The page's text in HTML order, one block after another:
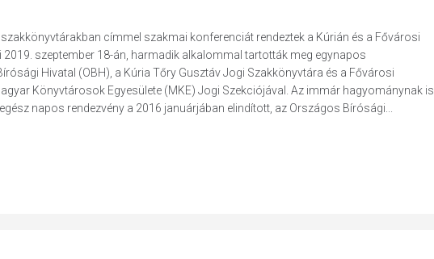
címmel szakmai konferenciát rendeztek a Kúrián és a Fővárosi
szeptember 18-án, harmadik alkalommal tartották meg egynapos
Hivatal (OBH), a Kúria Tőry Gusztáv Jogi Szakkönyvtára és a Fővárosi
Könyvtárosok Egyesülete (MKE) Jogi Szekciójával. Az immár hagyománynak is
napos rendezvény a 2016 januárjában elindított, az Országos Bírósági...